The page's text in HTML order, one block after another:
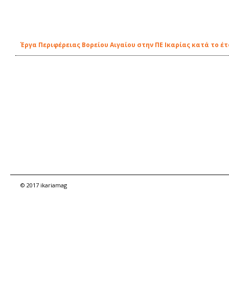
Έργα Περιφέρειας Βορείου Αιγαίου στην ΠΕ Ικαρίας κατά το
© 2017 ikariamag